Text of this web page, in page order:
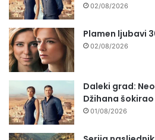
02/08/2026
Plamen ljubavi
02/08/2026
Daleki grad:
Džihana
01/08/2026